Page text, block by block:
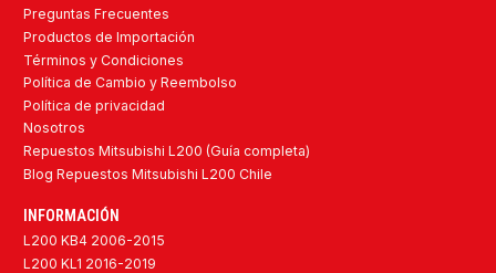
Preguntas Frecuentes
Productos de Importación
Términos y Condiciones
Política de Cambio y Reembolso
Política de privacidad
Nosotros
Repuestos Mitsubishi L200 (Guía completa)
Blog Repuestos Mitsubishi L200 Chile
INFORMACIÓN
L200 KB4 2006-2015
L200 KL1 2016-2019